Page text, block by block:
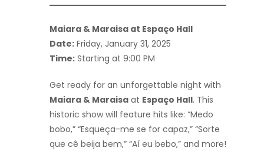
Maiara & Maraisa at Espaço Hall
Date: Friday, January 31, 2025
Time: Starting at 9:00 PM
Get ready for an unforgettable night with
Maiara & Maraisa at Espaço Hall. This
historic show will feature hits like: “Medo
bobo,” “Esqueça-me se for capaz,” “Sorte
que cê beija bem,” “Aí eu bebo,” and more!